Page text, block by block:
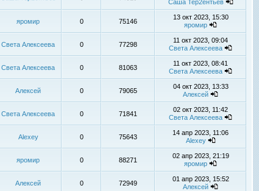
Саша Тер2ентьев
яромир 0 75146
13 окт 2023, 15:30
яромир
Света Алексеева 0 77298
11 окт 2023, 09:04
Света Алексеева
Света Алексеева 0 81063
11 окт 2023, 08:41
Света Алексеева
Алексей 0 79065
04 окт 2023, 13:33
Алексей
Света Алексеева 0 71841
02 окт 2023, 11:42
Света Алексеева
Alexey 0 75643
14 апр 2023, 11:06
Alexey
яромир 0 88271
02 апр 2023, 21:19
яромир
Алексей 0 72949
01 апр 2023, 15:52
Алексей